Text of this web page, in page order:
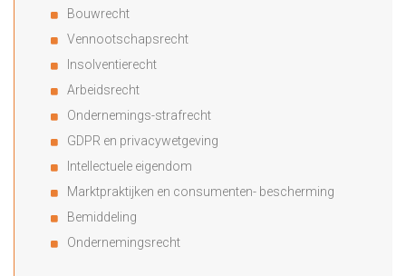
Bouwrecht
Vennootschapsrecht
Insolventierecht
Arbeidsrecht
Ondernemings-strafrecht
GDPR en privacywetgeving
Intellectuele eigendom
Marktpraktijken en consumenten- bescherming
Bemiddeling
Ondernemingsrecht